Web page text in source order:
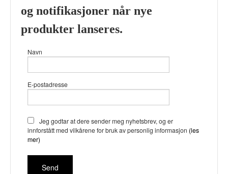
Frakt Kjøpsbetingelser
Sikkerhet og personvern
Nyhetsbrev
Viking’s Perfume House & Beard Co Fløenbakken 43 A 5009
Bergen Tlf.41696407- Foretaksregisteret 933905799
du får en bedre kjøpsopplevelse og
bruker cookies hovedsaklig til å
lagre innloggingsdetaljer og huske
hva du har puttet i handlekurven
din. Fortsett å bruke siden som
mer
og notifikasjoner når nye
produkter lanseres.
Navn
E-postadresse
Jeg godtar at dere sender meg nyhetsbrev, og er
innforstått med vilkårene for bruk av personlig informasjon (les
mer)